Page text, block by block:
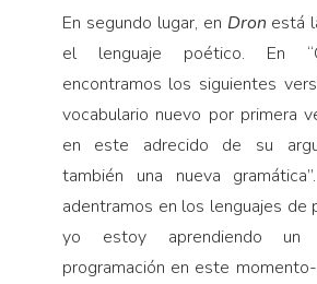
En segundo lugar, en Dron está
el lenguaje poético. En
encontramos los siguientes
vocabulario nuevo por primera
en este adrecido de su
también una nueva
adentramos en los lenguajes de
yo estoy aprendiendo un
programación en este